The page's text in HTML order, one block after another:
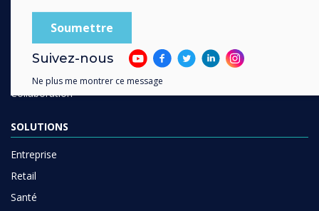
Communication Unifiée
Collaboration
SOLUTIONS
Entreprise
Retail
Santé
Suivez-nous
Ne plus me montrer ce message